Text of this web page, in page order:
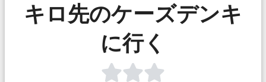
キロ先のケーズデンキ
に行く